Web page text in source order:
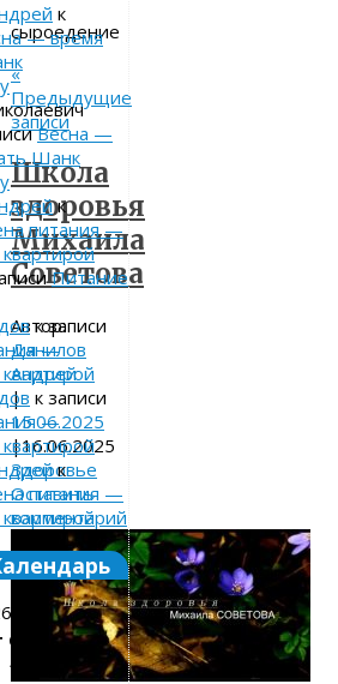
сыроедение
«
Предыдущие
записи
Школа
здоровья
Михаила
Советова
Автор:
Данилов
Андрей
|
15.06.2025
|16.06.2025
Здоровье
Оставить
комментарий
к
— время
Весна —
Шанк
к
питания —
Питание
к записи
—
к записи
—
к
питания —
Сб
Вс
1